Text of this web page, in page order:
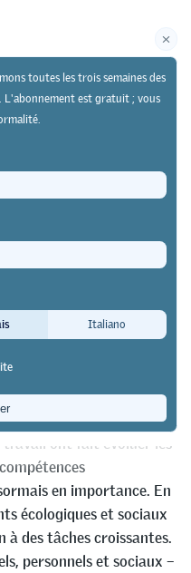
2022
la culture
travail ont fait évoluer les
en importance. En
écologiques et sociaux
des tâches croissantes.
personnels et sociaux –
toutes les trois semaines des
L'abonnement est gratuit ; vous
Italiano